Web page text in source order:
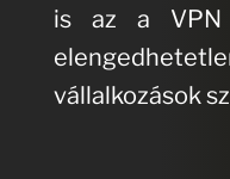
is az a VPN
vállalkozások